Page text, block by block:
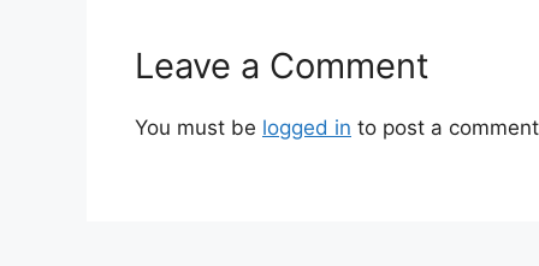
Leave a Comment
You must be logged in to post a